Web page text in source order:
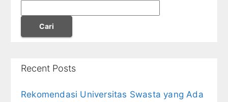
Cari
Recent Posts
Rekomendasi Universitas Swasta yang Ada